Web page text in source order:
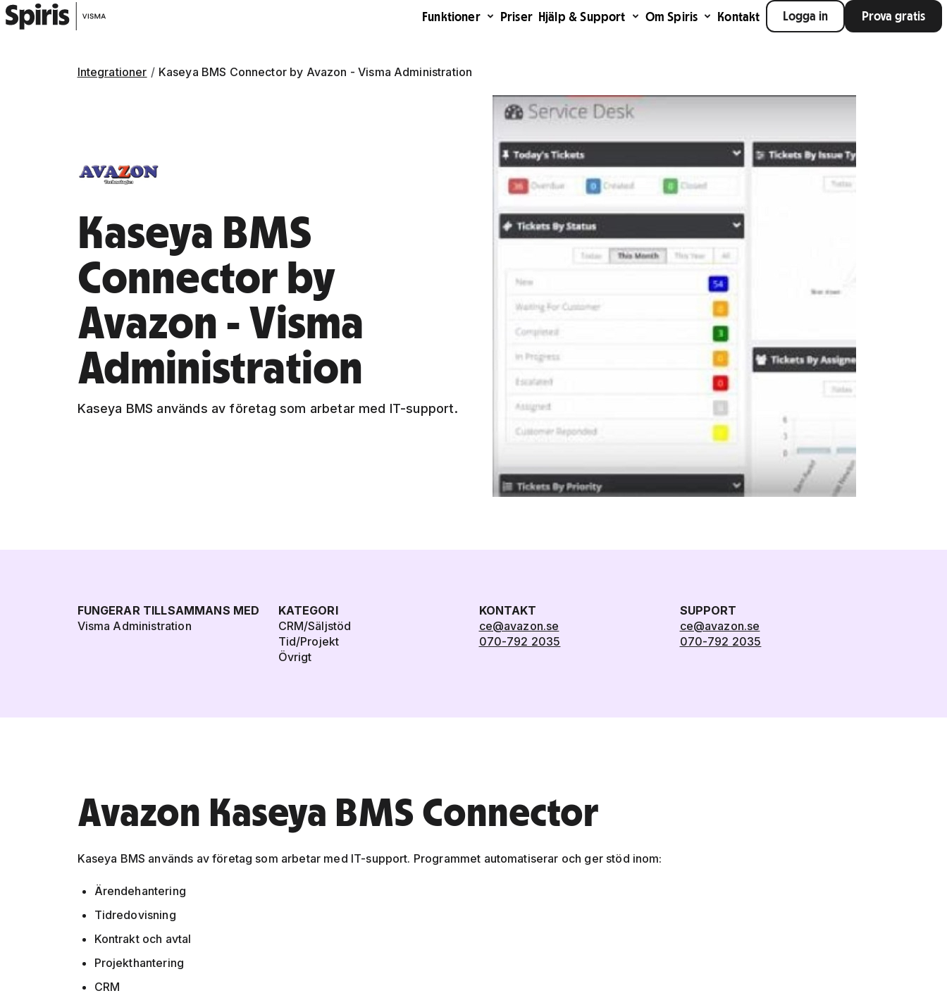
Funktioner Priser Hjälp & Support Om Spiris Kontakt Logga in Prova gratis
Integrationer Kaseya BMS Connector by Avazon - Visma Administration
Kaseya BMS
Connector by
Avazon - Visma
Administration
Kaseya BMS används av företag som arbetar med IT-support.
FUNGERAR TILLSAMMANS MED
Visma Administration
KATEGORI
CRM/Säljstöd
Tid/Projekt
Övrigt
KONTAKT
ce@avazon.se
070-792 2035
SUPPORT
ce@avazon.se
070-792 2035
Avazon Kaseya BMS Connector
Kaseya BMS används av företag som arbetar med IT-support. Programmet automatiserar och ger stöd inom:
Ärendehantering
Tidredovisning
Kontrakt och avtal
Projekthantering
CRM